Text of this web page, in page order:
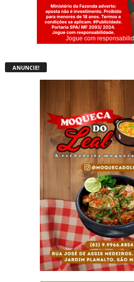
Jogue com
ANUNCIE!